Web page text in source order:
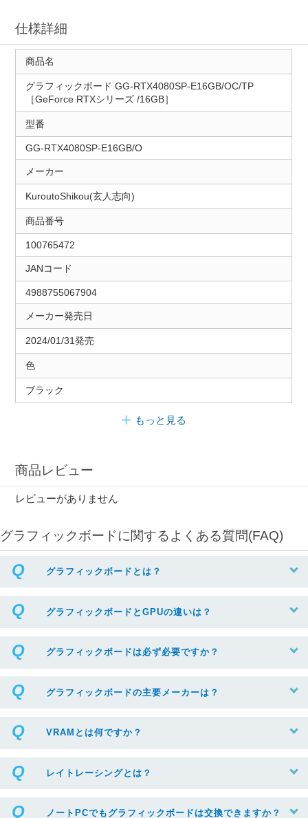
仕様詳細
商品名
グラフィックボード GG-RTX4080SP-E16GB/OC/TP
［GeForce RTXシリーズ /16GB］
型番
GG-RTX4080SP-E16GB/O
メーカー
KuroutoShikou(玄人志向)
商品番号
100765472
JANコード
4988755067904
メーカー発売日
2024/01/31発売
色
ブラック
もっと見る
商品レビュー
レビューがありません
グラフィックボードに関するよくある質問(FAQ)
グラフィックボードとは？
グラフィックボードとGPUの違いは？
グラフィックボードは必ず必要ですか？
グラフィックボードの主要メーカーは？
VRAMとは何ですか？
レイトレーシングとは？
ノートPCでもグラフィックボードは交換できますか？